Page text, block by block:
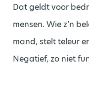
Dat geldt voor
mensen. Wie z’n
mand, stelt teleur
Negatief, zo niet